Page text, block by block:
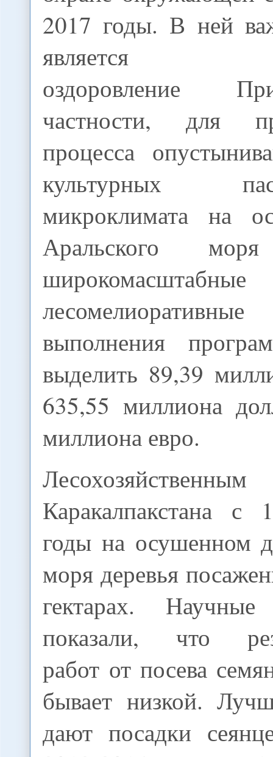
2017 годы. В ней
является
оздоровление
частности, для
процесса
культурных
микроклимата на
Аральского моря
широкомасштабные
выполнения
выделить 89,39
635,55 миллиона
миллиона евро.
Каракалпакстана
годы на осушенном
моря деревья
гектарах. Научные
показали, что
работ от посева
бывает низкой.
дают посадки